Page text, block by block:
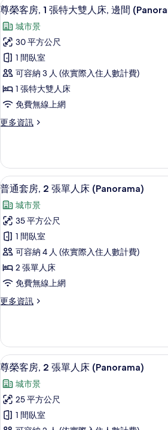
床,
公
園
景
觀
的
所
有
1
張
特
大
雙
人
床,
公
園
景
的
顯
示
尊
榮
客
房,
1
張
特
雙
人
床,
邊
間
(Panorama)
的
所
有
相
13
尊榮客房, 1 張特大雙人床, 邊間
城市景
30 平方公尺
1 間臥室
可容納 3 人 (依實際入住人數計費)
1 張特大雙人床
免費無線上網
更多資訊
更
客
房,
1
張
特
大
雙
人
床,
邊
間
(Panorama)
詳
顯
示
普
通
套
房,
2
張
單
床
(Panorama)
的
所
有
相
普通套
12
普通套房, 2 張單人床 (Panorama)
城市景
35 平方公尺
1 間臥室
可容納 4 人 (依實際入住人數計費)
2 張單人床
免費無線上網
更多資訊
更
套
房,
2
張
單
人
床
(Panorama)
顯
示
尊
榮
客
高級寢
13
尊榮客房, 2 張單人床 (Panorama)
城市景
25 平方公尺
1 間臥室